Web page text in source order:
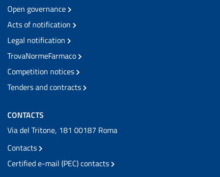
Open governance
Acts of notification
Legal notification
TrovaNormeFarmaco
Competition notices
Tenders and contracts
CONTACTS
Via del Tritone, 181 00187 Roma
Contacts
Certified e-mail (PEC) contacts